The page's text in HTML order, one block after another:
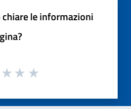
le informazioni